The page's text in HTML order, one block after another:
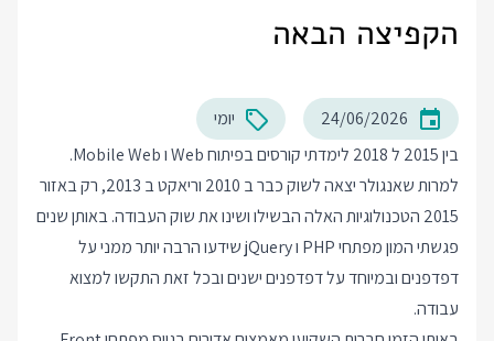
הקפיצה הבאה
24/06/2026
יומי
בין 2015 ל 2018 לימדתי קורסים בפיתוח Web ו Mobile Web.
למרות שאנגולר יצאה לשוק כבר ב 2010 וריאקט ב 2013, רק באזור
2015 הטכנולוגיות האלה הבשילו ושינו את שוק העבודה. באותן שנים
פגשתי המון מפתחי PHP ו jQuery שידעו הרבה יותר ממני על
דפדפנים ובמיוחד על דפדפנים ישנים ובכל זאת התקשו למצוא
עבודה.